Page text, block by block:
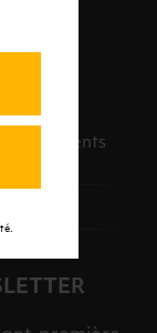
soins
événements